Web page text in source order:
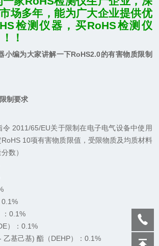
场多年，能为广大企业提供优
检测仪器，买RoHS检测仪
！
小编为大家讲解一下RoHS2.0的有害物质限制
制要求
令 2011/65/EU关于限制在电子电气设备中使用
10项有害物质限值，受限物质及均质材料
数）
0.1%
：0.1%
）：0.1%
乙基己基) 酯（DEHP）：0.1%